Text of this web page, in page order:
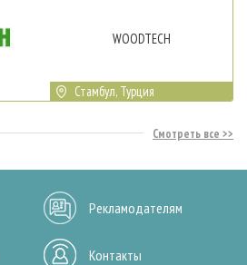
WOODTECH
Стамбул, Турция
Смотреть все
Рекламодателям
Контакты